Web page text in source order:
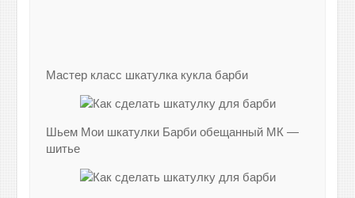
Мастер класс шкатулка кукла барби
Шьем Мои шкатулки Барби обещанный МК —
шитье